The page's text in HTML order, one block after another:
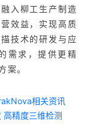
入柳工生产制造
效益，实现高质
技术的研发与应
需求，提供更精
案。
相关资讯
高精度三维检测